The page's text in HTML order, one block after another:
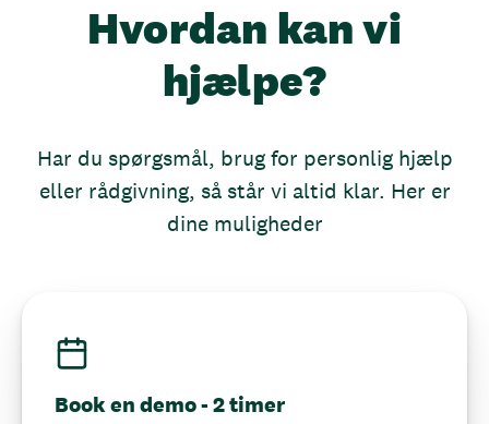
Hvordan kan vi
hjælpe?
Har du spørgsmål, brug for personlig hjælp
eller rådgivning, så står vi altid klar. Her er
dine muligheder
Book en demo - 2 timer